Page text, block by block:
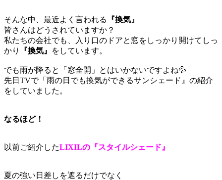
そんな中、最近よく言われる
『換気』
皆さんはどうされていますか？
私たちの会社でも、入り口のドアと窓をしっかり開けてしっ
かり
『換気』 をしています。
でも雨が降ると「窓全開」とはいかないですよね💦
先日TVで「雨の日でも換気ができるサンシェード』の紹介
をしていました。
なるほど！
以前ご紹介したLIXILの『スタイルシェード』
夏の強い日差しを遮るだけでなく